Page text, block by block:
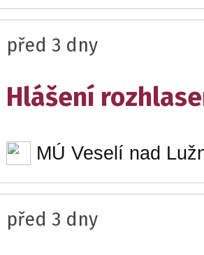
před 3 dny
Hlášení
MÚ Veselí nad
před 3 dny